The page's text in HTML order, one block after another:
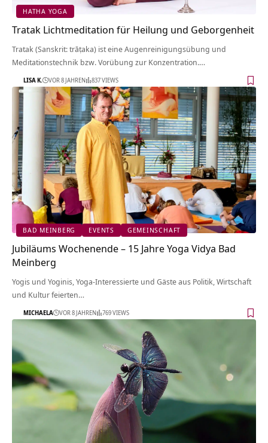
HATHA YOGA
Tratak Lichtmeditation für Heilung und Geborgenheit
Tratak (Sanskrit: trāṭaka) ist eine Augenreinigungsübung und
Meditationstechnik bzw. Vorübung zur Konzentration.…
LISA K. VOR 8 JAHREN 837 VIEWS
BAD MEINBERG EVENTS GEMEINSCHAFT
Jubiläums Wochenende – 15 Jahre Yoga Vidya Bad
Meinberg
Yogis und Yoginis, Yoga-Interessierte und Gäste aus Politik, Wirtschaft
und Kultur feierten…
MICHAELA VOR 8 JAHREN 769 VIEWS